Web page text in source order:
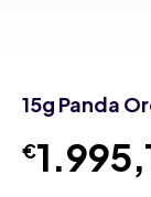
15g Panda
€